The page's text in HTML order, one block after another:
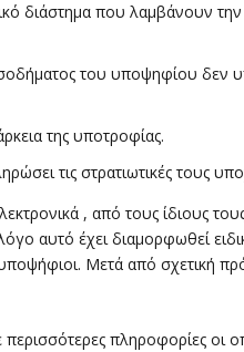
διάστημα που λαμβάνουν
του υποψηφίου δεν
της υποτροφίας.
τις στρατιωτικές τους
, από τους ίδιους
αυτό έχει διαμορφωθεί
Μετά από σχετική
πληροφορίες οι